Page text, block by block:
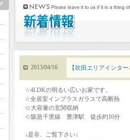
2013/04/16 【吹田エリアインタ
☆4LDKの明るい広いお家です。
☆全居室インプラスガラスで高断熱
☆大容量の玄関収納
☆阪急千里線 豊津駅 徒歩約10分
↓是非、ご覧下さい↓